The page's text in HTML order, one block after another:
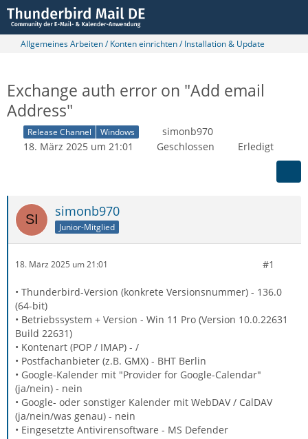
Allgemeines Arbeiten / Konten einrichten / Installation & Update
Exchange auth error on "Add email
Address"
Release Channel Windows
simonb970
18. März 2025 um 21:01
Geschlossen Erledigt
simonb970
Junior-Mitglied
18. März 2025 um 21:01 #1
• Thunderbird-Version (konkrete Versionsnummer) - 136.0
(64-bit)
• Betriebssystem + Version - Win 11 Pro (Version 10.0.22631
Build 22631)
• Kontenart (POP / IMAP) - /
• Postfachanbieter (z.B. GMX) - BHT Berlin
• Google-Kalender mit "Provider for Google-Calendar"
(ja/nein) - nein
• Google- oder sonstiger Kalender mit WebDAV / CalDAV
(ja/nein/was genau) - nein
• Eingesetzte Antivirensoftware - MS Defender